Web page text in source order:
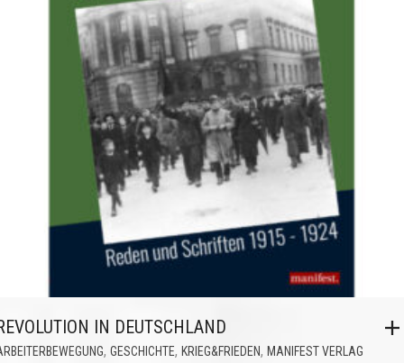
IN DEUTSCHLAND
, GESCHICHTE, KRIEG&FRIEDEN, MANIFEST VERLAG